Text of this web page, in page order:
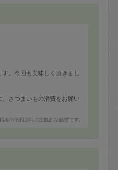
。今回も美味しく頂きまし
さつまいもの消費をお願い
った事が当日判明！ちづさ
っても美味しかったです。
るのを見てチャレンジ。一
者の依頼当時の主観的な感想です。